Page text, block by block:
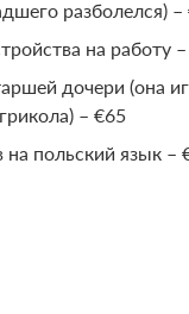
разболелся)
на работу
дочери (она
– €65
польский язык –